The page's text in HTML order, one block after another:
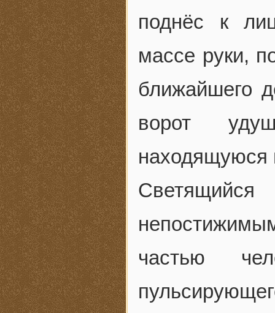
поднёс к
массе руки,
ближайшего
ворот
находящуюся
частью